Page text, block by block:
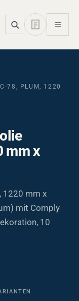
78, PLUM, 1220
mm x
1220 mm x
mit Comply
10